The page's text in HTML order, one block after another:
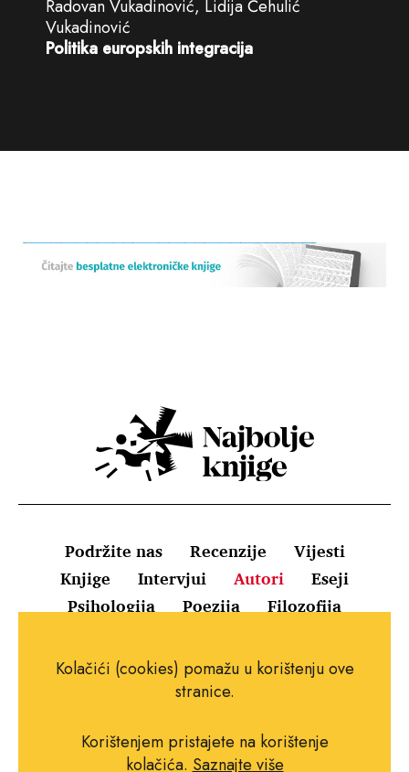
Radovan Vukadinović, Lidija Čehulić
Vukadinović
Politika europskih integracija
Podržite nas Recenzije
Vijesti
Knjige
Intervjui Autori
Eseji
Psihologija
Poezija Filozofija
Uvjeti korištenja
Pravila o kolačićima
Impressum
Kolačići (cookies) pomažu u korištenju ove
stranice.
Korištenjem pristajete na korištenje
kolačića. Saznajte više